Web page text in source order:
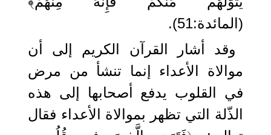
(المائدة:51).
وقد أشار القرآن الكريم إلى أن
موالاة الأعداء إنما تنشأ من مرض
في القلوب يدفع أصحابها إلى هذه
الذّلة التي تظهر بموالاة الأعداء فقال